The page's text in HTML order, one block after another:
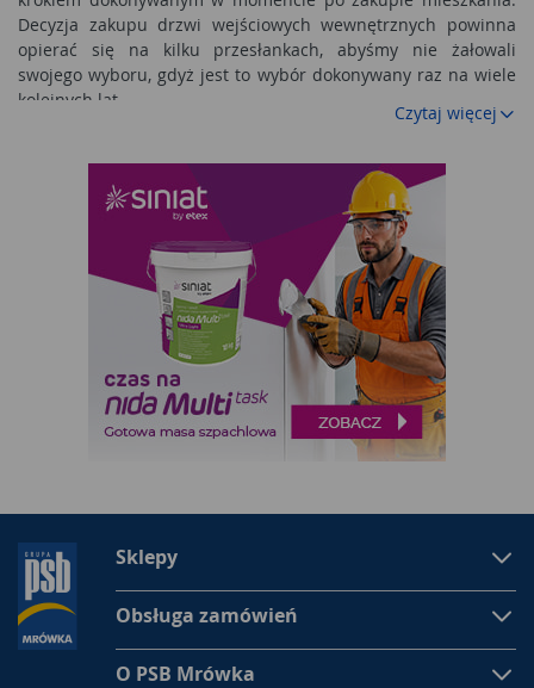
Decyzja zakupu drzwi wejściowych wewnętrznych powinna
opierać się na kilku przesłankach, abyśmy nie żałowali
swojego wyboru, gdyż jest to wybór dokonywany raz na wiele
kolejnych lat.
uwagę?
Aby nasze drzwi do mieszkania spełniły swoją rolę, muszą być
przede wszystkim solidnie wykonane, odpowiednio osadzone,
uzbrojone w dobrej jakości zamki oraz zawiasy. Drugim
kryterium są względy estetyczne, gdyż drzwi wejściowe są
niejako wizytówką naszego mieszkania - czymś, co nasi goście
widzą i oceniają już przy wejściu. Powinny podobać się także
Drzwi prowadzące do mieszkania z klatki schodowej mogą być
zarówna drewniane, jak i metalowe czy wykonane z PCV.
Materiał nie jest tu ograniczeniem, ponieważ drzwi wewnątrz
bloku czy kamienicy nie są narażone na działanie czynników
drewniane drzwi, gdyż utarło się, że drewno to materiał
przyjazny, ekologiczny, ocieplający klimat całego wnętrza.
Parametry drzwi
Przed zakupem drzwi należy dokładnie pomierzyć otwór
drzwiowy i określić, czy otwieranie ma być prawe, lewe, oraz
czy wolimy otwierać drzwi do wewnątrz czy na zewnątrz
Czytaj więcej
Sklepy
Obsługa zamówień
O PSB Mrówka